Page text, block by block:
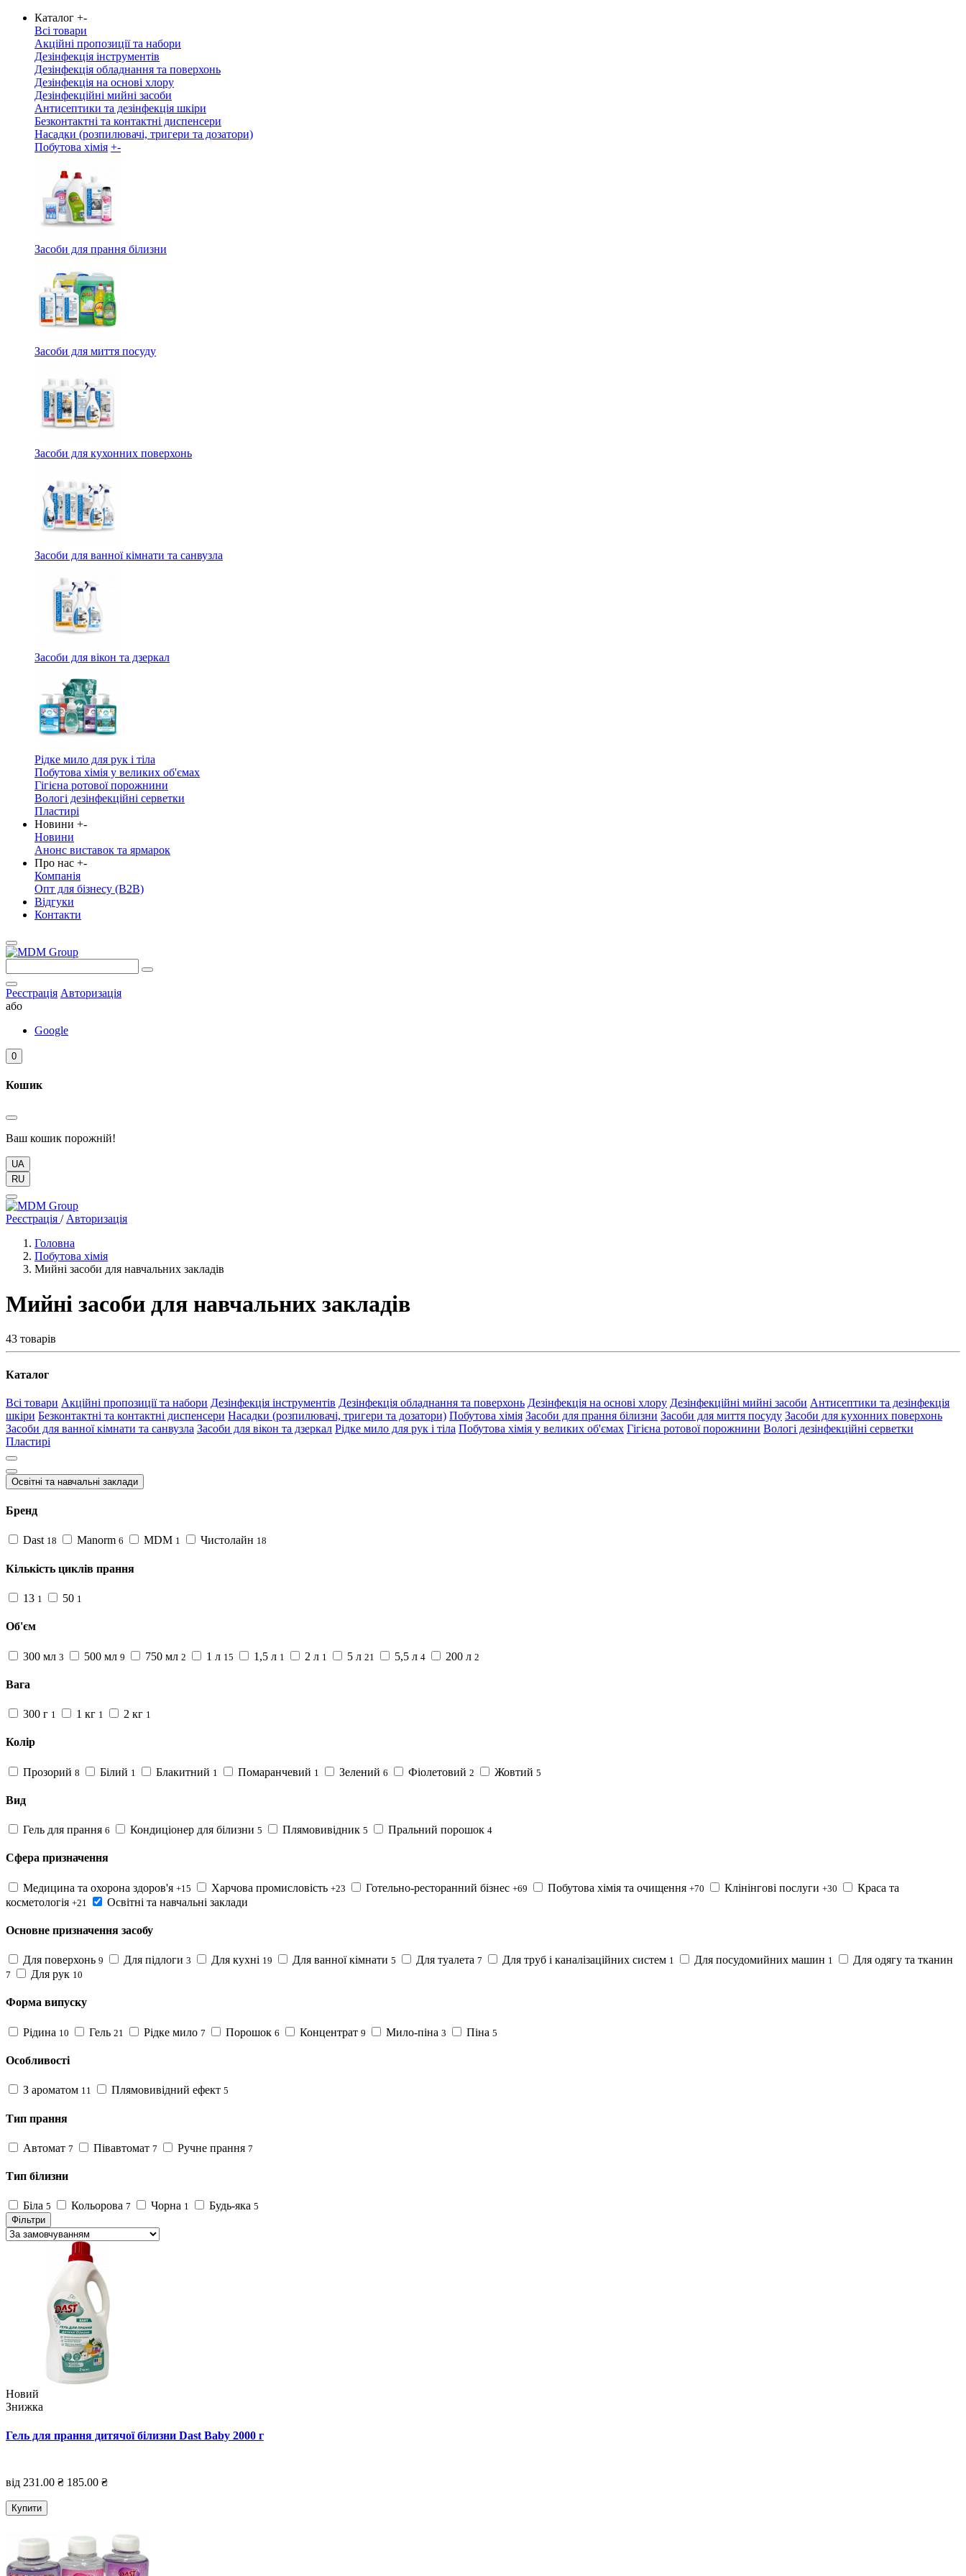
Каталог +-
Всі товари
Акційні пропозиції та набори
Дезінфекція інструментів
Дезінфекція обладнання та поверхонь
Дезінфекція на основі хлору
Дезінфекційні мийні засоби
Антисептики та дезінфекція шкіри
Безконтактні та контактні диспенсери
Насадки (розпилювачі, тригери та дозатори)
Побутова хімія +-
Засоби для прання білизни
Засоби для миття посуду
Засоби для кухонних поверхонь
Засоби для ванної кімнати та санвузла
Засоби для вікон та дзеркал
Рідке мило для рук і тіла
Побутова хімія у великих об'ємах
Гігієна ротової порожнини
Вологі дезінфекційні серветки
Пластирі
Новини +-
Новини
Анонс виставок та ярмарок
Про нас +-
Компанія
Опт для бізнесу (B2B)
Відгуки
Контакти
Реєстрація Авторизація
або
Google
0
Кошик
Ваш кошик порожній!
UA
RU
Реєстрація / Авторизація
Головна
Побутова хімія
Мийні засоби для навчальних закладів
Мийні засоби для навчальних закладів
43 товарів
Каталог
Всі товари Акційні пропозиції та набори Дезінфекція інструментів Дезінфекція обладнання та поверхонь Дезінфекція на основі хлору Дезінфекційні мийні засоби Антисептики та дезінфекція
шкіри Безконтактні та контактні диспенсери Насадки (розпилювачі, тригери та дозатори) Побутова хімія Засоби для прання білизни Засоби для миття посуду Засоби для кухонних поверхонь
Засоби для ванної кімнати та санвузла Засоби для вікон та дзеркал Рідке мило для рук і тіла Побутова хімія у великих об'ємах Гігієна ротової порожнини Вологі дезінфекційні серветки
Пластирі
Освітні та навчальні заклади
Бренд
Dast 18 Manorm 6 MDM 1 Чистолайн 18
Кількість циклів прання
13 1 50 1
Об'єм
300 мл 3 500 мл 9 750 мл 2 1 л 15 1,5 л 1 2 л 1 5 л 21 5,5 л 4 200 л 2
Вага
300 г 1 1 кг 1 2 кг 1
Колір
Прозорий 8 Білий 1 Блакитний 1 Помаранчевий 1 Зелений 6 Фіолетовий 2 Жовтий 5
Вид
Гель для прання 6 Кондиціонер для білизни 5 Плямовивідник 5 Пральний порошок 4
Сфера призначення
Медицина та охорона здоров'я +15 Харчова промисловість +23 Готельно-ресторанний бізнес +69 Побутова хімія та очищення +70 Клінінгові послуги +30
Краса та
косметологія +21 Освітні та навчальні заклади
Основне призначення засобу
Для поверхонь 9 Для підлоги 3 Для кухні 19 Для ванної кімнати 5 Для туалета 7 Для труб і каналізаційних систем 1 Для посудомийних машин 1 Для одягу та тканин
7 Для рук 10
Форма випуску
Рідина 10 Гель 21 Рідке мило 7 Порошок 6 Концентрат 9 Мило-піна 3 Піна 5
Особливості
З ароматом 11 Плямовивідний ефект 5
Тип прання
Автомат 7 Півавтомат 7 Ручне прання 7
Тип білизни
Біла 5 Кольорова 7 Чорна 1 Будь-яка 5
Фільтри
Новий
Знижка
Гель для прання дитячої білизни Dast Baby 2000 г
від 231.00 ₴ 185.00 ₴
Купити